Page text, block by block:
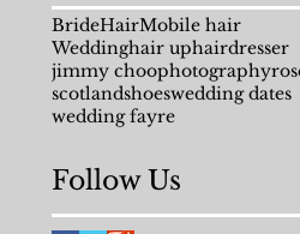
BrideHairMobile hair
Weddinghair uphairdresser
jimmy choophotography
scotlandshoeswedding dates
wedding fayre
Follow Us